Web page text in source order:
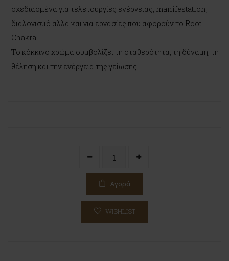
σχεδιασμένα για τελετουργίες ενέργειας, manifestation,
διαλογισμό αλλά και για εργασίες που αφορούν το Root
Chakra.
Το κόκκινο χρώμα συμβολίζει τη σταθερότητα, τη δύναμη, τη
θέληση και την ενέργεια της γείωσης.
Αγορά
WISHLIST